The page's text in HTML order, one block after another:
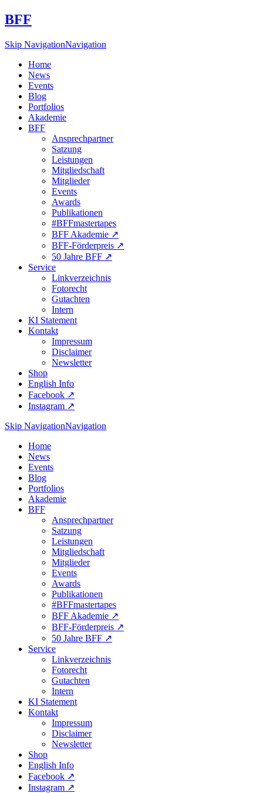
BFF
Skip NavigationNavigation
Home
News
Events
Blog
Portfolios
Akademie
BFF
Ansprechpartner
Satzung
Leistungen
Mitgliedschaft
Mitglieder
Events
Awards
Publikationen
#BFFmastertapes
BFF Akademie ↗︎
BFF-Förderpreis ↗︎
50 Jahre BFF ↗︎
Service
Linkverzeichnis
Fotorecht
Gutachten
Intern
KI Statement
Kontakt
Impressum
Disclaimer
Newsletter
Shop
English Info
Facebook ↗︎
Instagram ↗︎
Skip NavigationNavigation
Home
News
Events
Blog
Portfolios
Akademie
BFF
Ansprechpartner
Satzung
Leistungen
Mitgliedschaft
Mitglieder
Events
Awards
Publikationen
#BFFmastertapes
BFF Akademie ↗︎
BFF-Förderpreis ↗︎
50 Jahre BFF ↗︎
Service
Linkverzeichnis
Fotorecht
Gutachten
Intern
KI Statement
Kontakt
Impressum
Disclaimer
Newsletter
Shop
English Info
Facebook ↗︎
Instagram ↗︎